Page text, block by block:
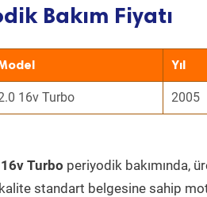
Bakım Fiyatı
Yıl
16v Turbo 2005
Turbo periyodik bakımında,
standart belgesine sahip